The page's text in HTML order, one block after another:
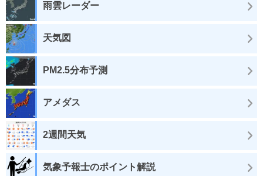
雨雲レーダー
天気図
PM2.5分布予測
アメダス
2週間天気
気象予報士のポイント解説